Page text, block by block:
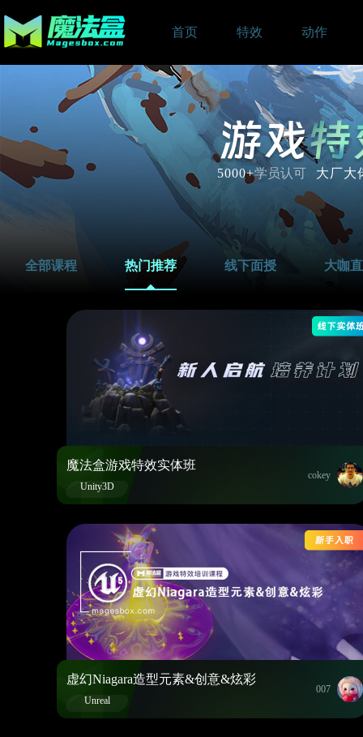
首页 特效 动作
5000+学员认可 大厂大
全部课程 热门推荐 线下面授 大咖
魔法盒游戏特效实体班
Unity3D
cokey
虚幻Niagara造型元素&创意&炫彩
Unreal
007